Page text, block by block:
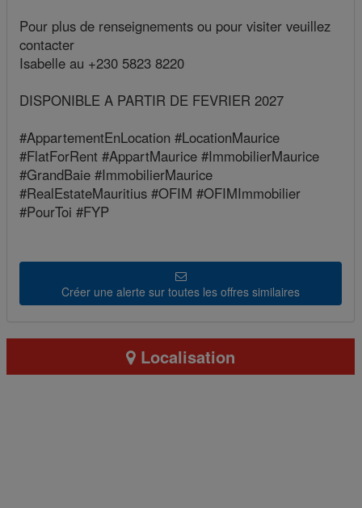
Pour plus de renseignements ou pour visiter veuillez
contacter
Isabelle au +230 5823 8220
DISPONIBLE A PARTIR DE FEVRIER 2027
#AppartementEnLocation #LocationMaurice
#FlatForRent #AppartMaurice #ImmobilierMaurice
#GrandBaie #ImmobilierMaurice
#RealEstateMauritius #OFIM #OFIMImmobilier
#PourToi #FYP
Créer une alerte sur toutes les offres similaires
Localisation